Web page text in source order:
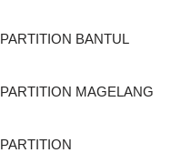
BANTUL
MAGELANG